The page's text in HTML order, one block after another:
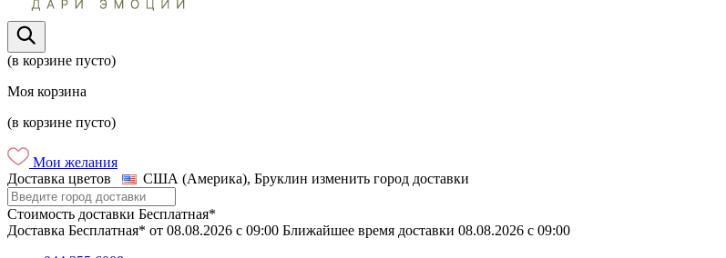
(в корзине пусто)
Моя корзина
(в корзине пусто)
Мои желания
Доставка цветов
США (Америка), Бруклин изменить город доставки
Стоимость доставки Бесплатная*
Доставка Бесплатная* от 08.08.2026 c 09:00 Ближайшее время доставки 08.08.2026 c 09:00